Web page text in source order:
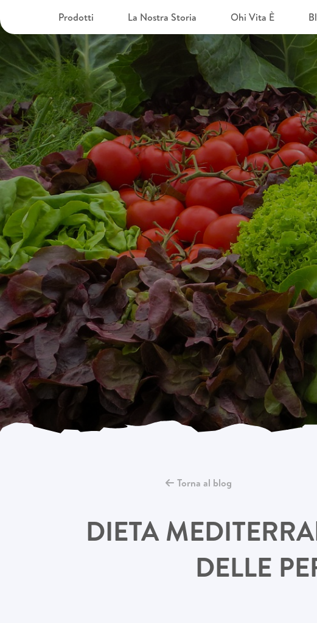
Prodotti La Nostra Storia Ohi Vita È
Torna al blog
DIETA
DELLE